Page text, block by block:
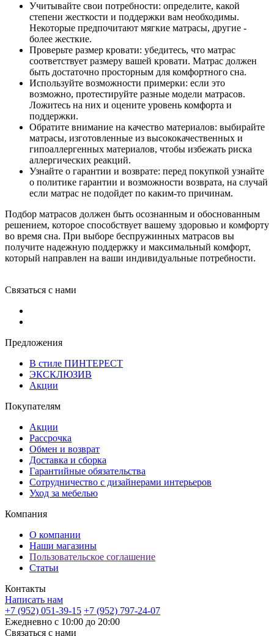
Учитывайте свои потребности: определите, какой
степени жесткости и поддержки вам необходимы.
Некоторые предпочитают мягкие матрасы, другие -
более жесткие.
Проверьте размер кровати: убедитесь, что матрас
соответствует размеру вашей кровати. Матрас должен
быть достаточно просторным для комфортного сна.
Используйте возможности примерки: если это
возможно, протестируйте разные модели матрасов.
Ложитесь на них и оцените уровень комфорта и
поддержки.
Обратите внимание на качество материалов: выбирайте
матрасы, изготовленные из высококачественных и
гипоаллергенных материалов, чтобы избежать риска
аллергических реакций.
Узнайте о гарантии и возврате: перед покупкой узнайте
о политике гарантии и возможности возврата, на случай
если матрас не подойдет по каким-то причинам.
Подбор матрасов должен быть осознанным и обоснованным
решением, которое способствует вашему здоровью и комфорту
во время сна. При выборе беспружинных матрасов вы
получите надежную поддержку и максимальный комфорт,
который направлен на ваши индивидуальные потребности.
Связаться с нами
Предложения
В стиле ПИНТЕРЕСТ
ЭКСКЛЮЗИВ
Акции
Покупателям
Акции
Рассрочка
Обмен и возврат
Доставка и сборка
Гарантийные обязательства
Сотрудничество с дизайнерами интерьеров
Уход за мебелью
Компания
О компании
Наши магазины
Пользовательское соглашение
Статьи
Контакты
Написать нам
+7 (952) 051-39-15 +7 (952) 797-24-07
Ежедневно с 10:00 до 20:00
Связаться с нами